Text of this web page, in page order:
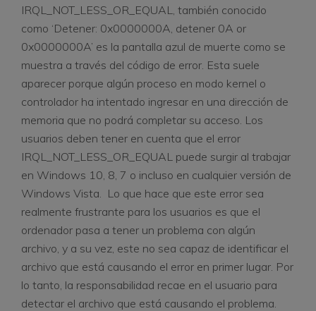
UBackit - Respaldar Datos
IRQL_NOT_LESS_OR_EQUAL, también conocido
como ‘Detener: 0x0000000A, detener 0A or
0x0000000A’ es la pantalla azul de muerte como se
muestra a través del código de error. Esta suele
aparecer porque algún proceso en modo kernel o
controlador ha intentado ingresar en una dirección de
memoria que no podrá completar su acceso. Los
usuarios deben tener en cuenta que el error
IRQL_NOT_LESS_OR_EQUAL puede surgir al trabajar
en Windows 10, 8, 7 o incluso en cualquier versión de
Windows Vista. Lo que hace que este error sea
realmente frustrante para los usuarios es que el
ordenador pasa a tener un problema con algún
archivo, y a su vez, este no sea capaz de identificar el
archivo que está causando el error en primer lugar. Por
lo tanto, la responsabilidad recae en el usuario para
detectar el archivo que está causando el problema.